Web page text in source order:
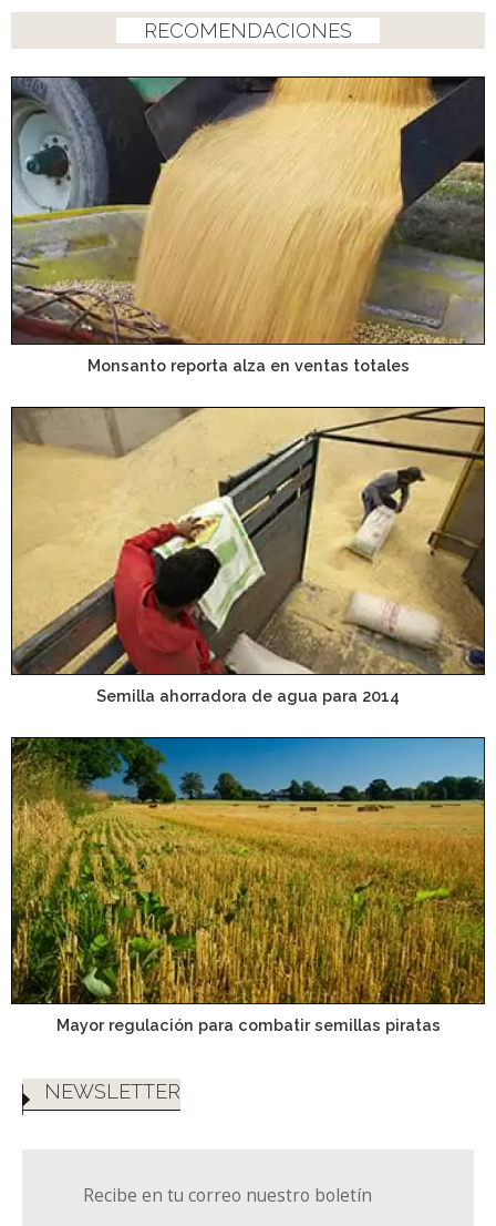
RECOMENDACIONES
Monsanto reporta alza en ventas totales
Semilla ahorradora de agua para 2014
Mayor regulación para combatir semillas piratas
NEWSLETTER
Recibe en tu correo nuestro boletín